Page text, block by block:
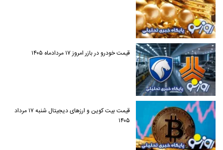
قیمت خودرو در بازر امروز ۱۷ مردادماه ۱۴۰۵
قیمت بیت کوین و ارز‌های دیجیتال شنبه ۱۷ مرداد
۱۴۰۵